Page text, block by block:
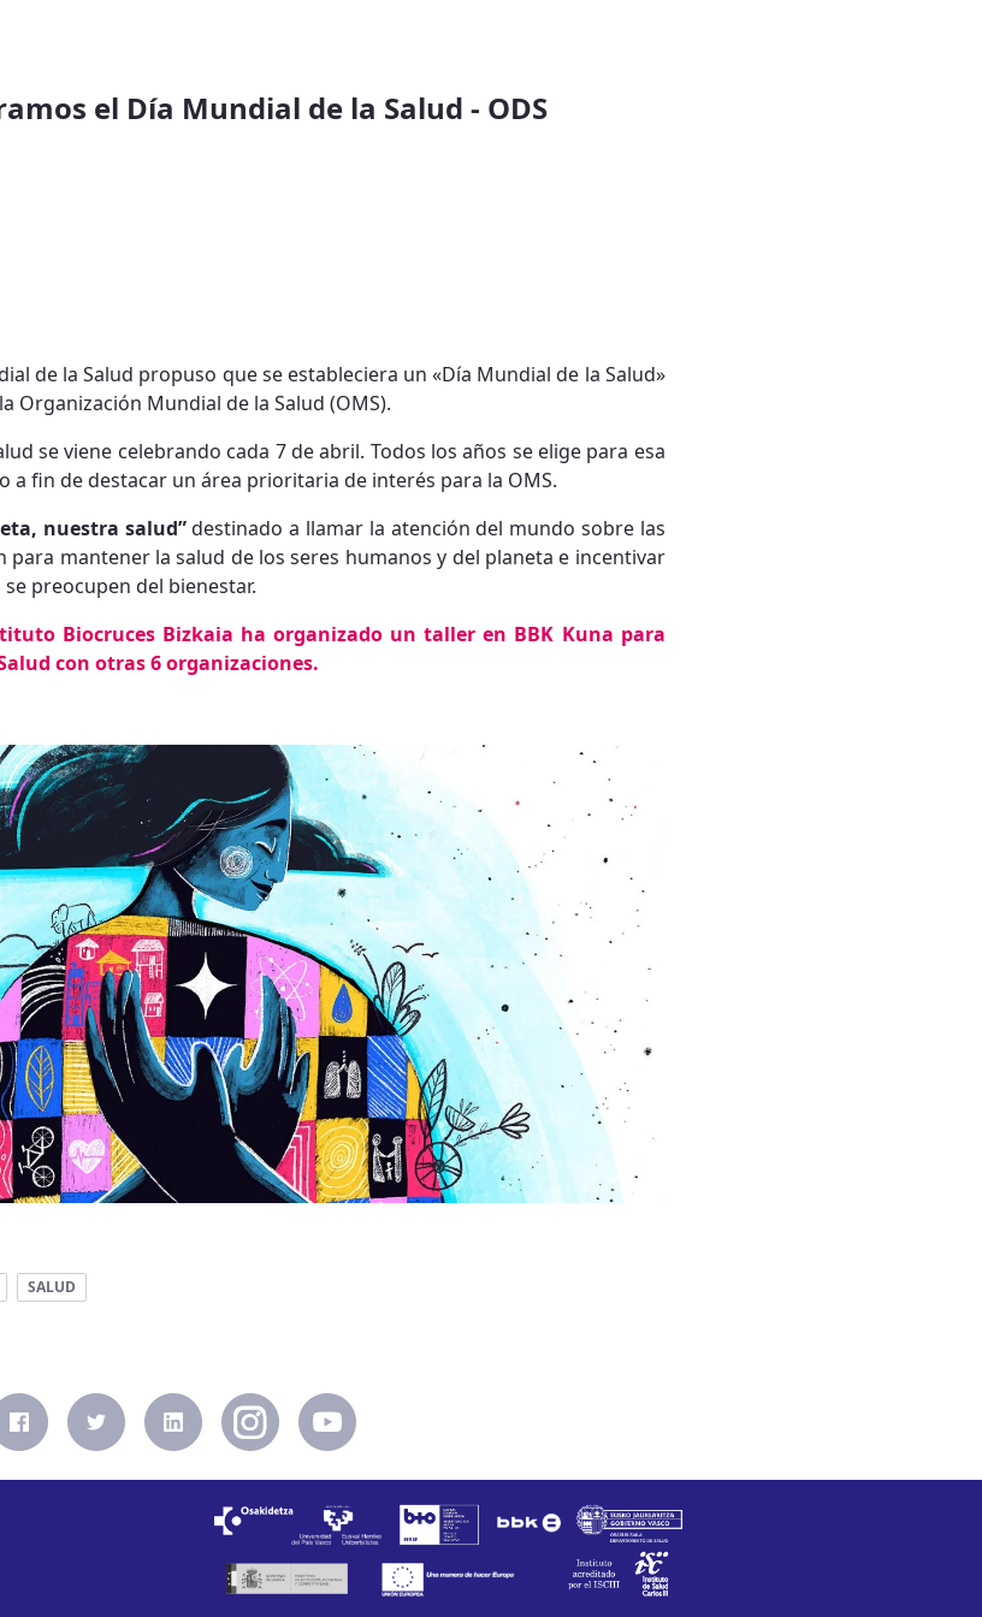
el Día Mundial de la Salud - ODS
de la Salud propuso que se estableciera un «Día Mundial de la Salud»
Organización Mundial de la Salud (OMS).
se viene celebrando cada 7 de abril. Todos los años se elige para esa
a fin de destacar un área prioritaria de interés para la OMS.
nuestra salud”destinado a llamar la atención del mundo sobre las
para mantener la salud de los seres humanos y del planeta e incentivar
preocupen del bienestar.
Biocruces Bizkaia ha organizado un taller en BBK Kuna para
con otras 6 organizaciones.
SALUD